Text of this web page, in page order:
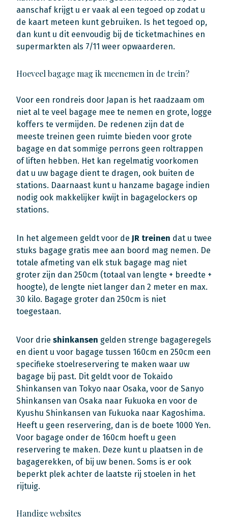
aanschaf krijgt u er vaak al een tegoed op zodat u
de kaart meteen kunt gebruiken. Is het tegoed op,
dan kunt u dit eenvoudig bij de ticketmachines en
supermarkten als 7/11 weer opwaarderen.
Hoeveel bagage mag ik meenemen in de trein?
Voor een rondreis door Japan is het raadzaam om
niet al te veel bagage mee te nemen en grote, logge
koffers te vermijden. De redenen zijn dat de
meeste treinen geen ruimte bieden voor grote
bagage en dat sommige perrons geen roltrappen
of liften hebben. Het kan regelmatig voorkomen
dat u uw bagage dient te dragen, ook buiten de
stations. Daarnaast kunt u hanzame bagage indien
nodig ook makkelijker kwijt in bagagelockers op
stations.
In het algemeen geldt voor de JR treinen dat u twee
stuks bagage gratis mee aan boord mag nemen. De
totale afmeting van elk stuk bagage mag niet
groter zijn dan 250cm (totaal van lengte + breedte +
hoogte), de lengte niet langer dan 2 meter en max.
30 kilo. Bagage groter dan 250cm is niet
toegestaan.
Voor drie shinkansen gelden strenge bagageregels
en dient u voor bagage tussen 160cm en 250cm een
specifieke stoelreservering te maken waar uw
bagage bij past. Dit geldt voor de Tokaido
Shinkansen van Tokyo naar Osaka, voor de Sanyo
Shinkansen van Osaka naar Fukuoka en voor de
Kyushu Shinkansen van Fukuoka naar Kagoshima.
Heeft u geen reservering, dan is de boete 1000 Yen.
Voor bagage onder de 160cm hoeft u geen
reservering te maken. Deze kunt u plaatsen in de
bagagerekken, of bij uw benen. Soms is er ook
beperkt plek achter de laatste rij stoelen in het
rijtuig.
Handige websites